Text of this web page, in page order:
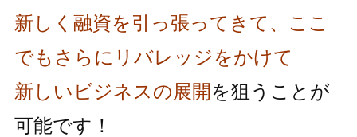
新しく融資を引っ張ってきて、ここ
でもさらにリバレッジをかけて
新しいビジネスの展開を狙うことが
可能です！